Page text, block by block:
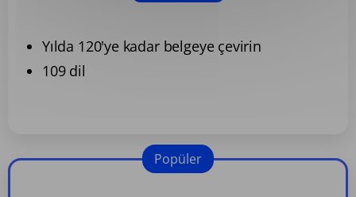
Yılda 120'ye kadar belgeye çevirin
109 dil
Popüler